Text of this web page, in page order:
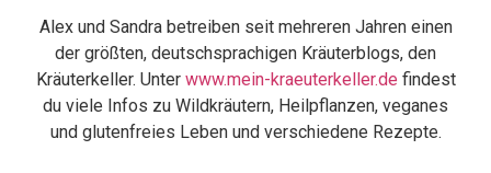
Alex und Sandra betreiben seit mehreren Jahren einen
der größten, deutschsprachigen Kräuterblogs, den
Kräuterkeller. Unter www.mein-kraeuterkeller.de findest
du viele Infos zu Wildkräutern, Heilpflanzen, veganes
und glutenfreies Leben und verschiedene Rezepte.